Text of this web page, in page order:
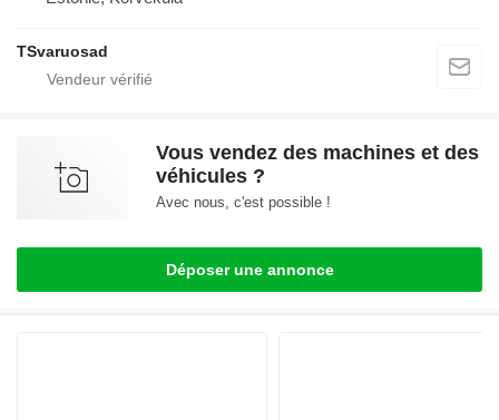
TSvaruosad
Vous vendez des machines et des
véhicules ?
Avec nous, c'est possible !
Déposer une annonce